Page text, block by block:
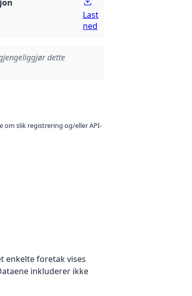
Last
ned
dette
om slik registrering og/eller API-
enkelte foretak vises
inkluderer ikke